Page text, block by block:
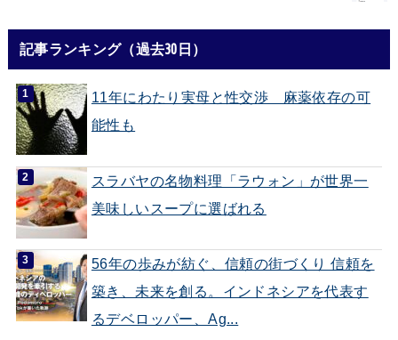
記事ランキング（過去30日）
11年にわたり実母と性交渉 麻薬依存の可
能性も
スラバヤの名物料理「ラウォン」が世界一
美味しいスープに選ばれる
56年の歩みが紡ぐ、信頼の街づくり 信頼を
築き、未来を創る。インドネシアを代表す
るデベロッパー、Ag...